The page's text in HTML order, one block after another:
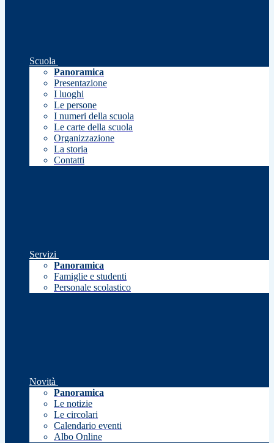
Scuola
Panoramica
Presentazione
I luoghi
Le persone
I numeri della scuola
Le carte della scuola
Organizzazione
La storia
Contatti
Servizi
Panoramica
Famiglie e studenti
Personale scolastico
Novità
Panoramica
Le notizie
Le circolari
Calendario eventi
Albo Online